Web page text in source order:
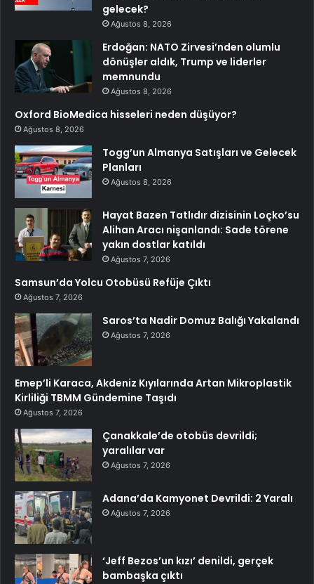
gelecek?
Ağustos 8, 2026
Erdoğan: NATO Zirvesi’nden olumlu
dönüşler aldık, Trump ve liderler
memnundu
Ağustos 8, 2026
Oxford BioMedica hisseleri neden düşüyor?
Ağustos 8, 2026
Togg’un Almanya Satışları ve Gelecek
Planları
Ağustos 8, 2026
Hayat Bazen Tatlıdır dizisinin Loçko’su
Alihan Aracı nişanlandı: Sade törene
yakın dostlar katıldı
Ağustos 7, 2026
Samsun’da Yolcu Otobüsü Refüje Çıktı
Ağustos 7, 2026
Saros’ta Nadir Domuz Balığı Yakalandı
Ağustos 7, 2026
Emep’li Karaca, Akdeniz Kıyılarında Artan Mikroplastik
Kirliliği TBMM Gündemine Taşıdı
Ağustos 7, 2026
Çanakkale’de otobüs devrildi;
yaralılar var
Ağustos 7, 2026
Adana’da Kamyonet Devrildi: 2 Yaralı
Ağustos 7, 2026
‘Jeff Bezos’un kızı’ denildi, gerçek
bambaşka çıktı